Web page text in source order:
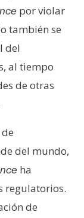
por violar
también se
del
al tiempo
de otras
del mundo,
ha
regulatorios.
de